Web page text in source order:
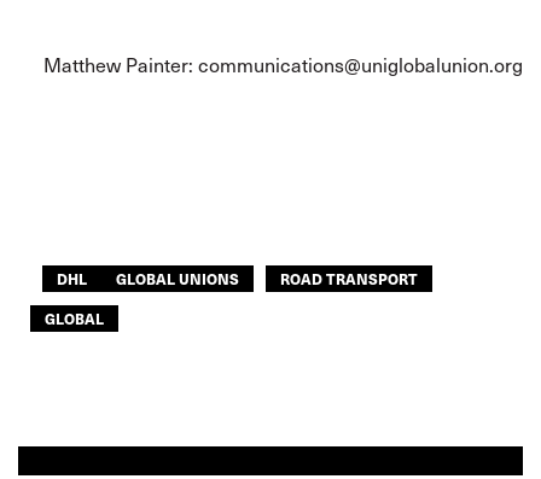
Matthew Painter: communications@uniglobalunion.org
DHL GLOBAL UNIONS
ROAD TRANSPORT
GLOBAL